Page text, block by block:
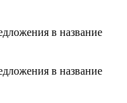
в название
в название